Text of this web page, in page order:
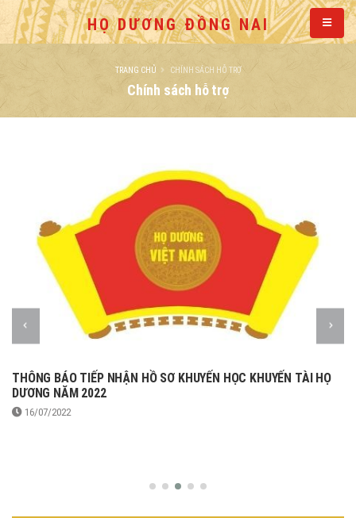
HỌ DƯƠNG ĐỒNG NAI
Chính sách hỗ trợ
TRANG CHỦ CHÍNH SÁCH HỖ TRỢ
THÔNG BÁO TIẾP NHẬN HỒ SƠ KHUYẾN HỌC KHUYẾN TÀI HỌ
DƯƠNG NĂM 2022
16/07/2022